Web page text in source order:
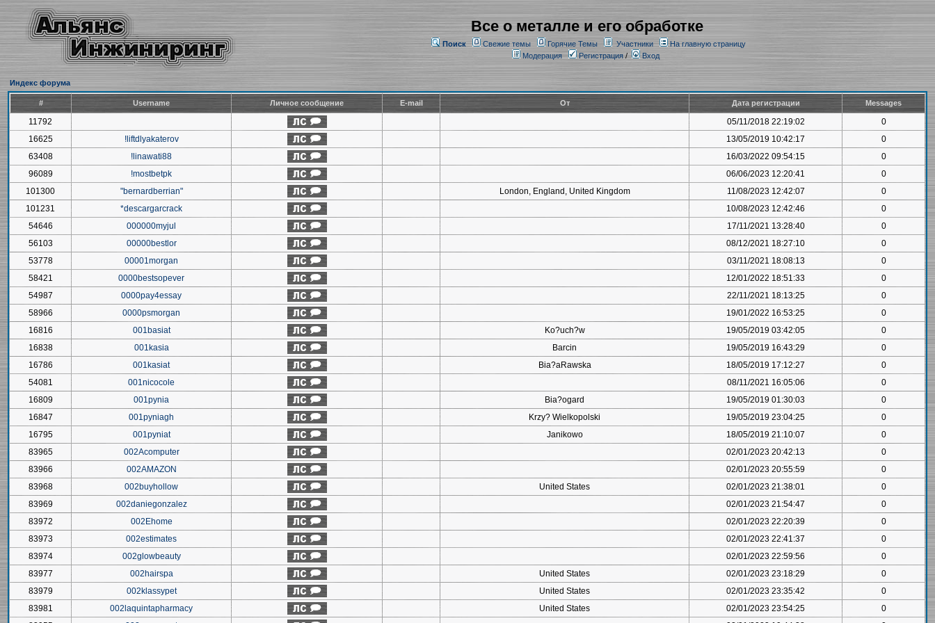
Все о металле и его обработке
Поиск Свежие темы Горячие Темы Участники
На главную страницу
Модерация
Регистрация/ Вход
Индекс форума
# Username Личное сообщение E-mail От Дата регистрации Messages
11792 05/11/2018 22:19:02
0
16625
!liftdlyakaterov 13/05/2019 10:42:17
0
63408
!linawati88 16/03/2022 09:54:15
0
96089
!mostbetpk 06/06/2023 12:20:41
0
101300
"bernardberrian" London, England, United Kingdom 11/08/2023 12:42:07
0
101231
*descargarcrack 10/08/2023 12:42:46
0
54646
000000myjul 17/11/2021 13:28:40
0
56103
00000bestlor 08/12/2021 18:27:10
0
53778
00001morgan 03/11/2021 18:08:13
0
58421
0000bestsopever 12/01/2022 18:51:33
0
54987
0000pay4essay 22/11/2021 18:13:25
0
58966
0000psmorgan 19/01/2022 16:53:25
0
16816
001basiat Ko?uch?w 19/05/2019 03:42:05
0
16838
001kasia Barcin 19/05/2019 16:43:29
0
16786
001kasiat Bia?aRawska 18/05/2019 17:12:27
0
54081
001nicocole 08/11/2021 16:05:06
0
16809
001pynia Bia?ogard 19/05/2019 01:30:03
0
16847
001pyniagh Krzy? Wielkopolski 19/05/2019 23:04:25
0
16795
001pyniat Janikowo 18/05/2019 21:10:07
0
83965
002Acomputer 02/01/2023 20:42:13
0
83966
002AMAZON 02/01/2023 20:55:59
0
83968
002buyhollow United States 02/01/2023 21:38:01
0
83969
002daniegonzalez 02/01/2023 21:54:47
0
83972
002Ehome 02/01/2023 22:20:39
0
83973
002estimates 02/01/2023 22:41:37
0
83974
002glowbeauty 02/01/2023 22:59:56
0
83977
002hairspa United States 02/01/2023 23:18:29
0
83979
002klassypet United States 02/01/2023 23:35:42
0
83981
002laquintapharmacy United States 02/01/2023 23:54:25
0